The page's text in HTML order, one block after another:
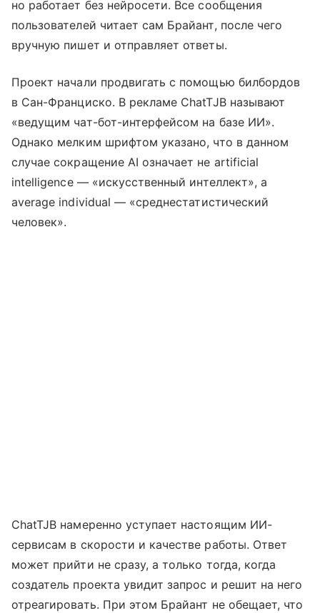
но работает без нейросети. Все сообщения
пользователей читает сам Брайант, после чего
вручную пишет и отправляет ответы.
Проект начали продвигать с помощью билбордов
в Сан-Франциско. В рекламе ChatTJB называют
«ведущим чат-бот-интерфейсом на базе ИИ».
Однако мелким шрифтом указано, что в данном
случае сокращение AI означает не artificial
intelligence — «искусственный интеллект», а
average individual — «среднестатистический
человек».
ChatTJB намеренно уступает настоящим ИИ-
сервисам в скорости и качестве работы. Ответ
может прийти не сразу, а только тогда, когда
создатель проекта увидит запрос и решит на него
отреагировать. При этом Брайант не обещает, что